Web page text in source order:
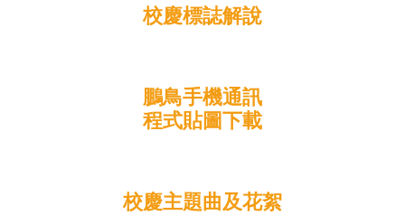
校慶標誌解說
鵬鳥手機通訊
程式貼圖下載
校慶主題曲及花絮